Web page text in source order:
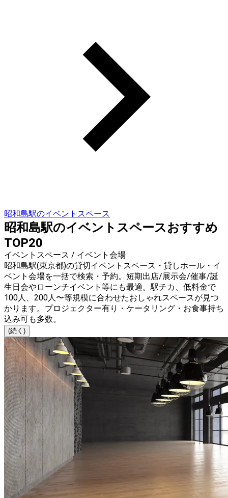
昭和島駅のイベントスペース
昭和島駅のイベントスペースおすすめ
TOP20
イベントスペース / イベント会場
昭和島駅(東京都)の貸切イベントスペース・貸しホール・イ
ベント会場を一括で検索・予約。短期出店/展示会/催事/誕
生日会やローンチイベント等にも最適。駅チカ、低料金で
100人、200人〜等規模に合わせたおしゃれスペースが見つ
かります。プロジェクター有り・ケータリング・お食事持ち
込み可も多数。
(続く)